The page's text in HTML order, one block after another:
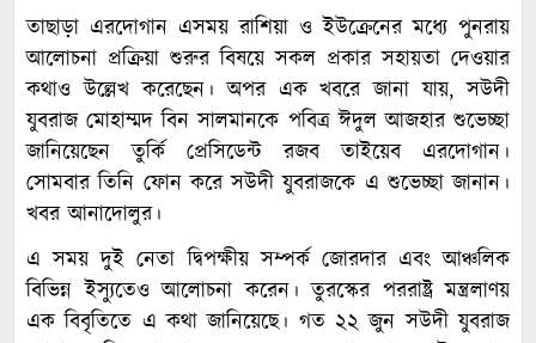
তাছাড়া এরদোগান এসময় রাশিয়া ও ইউক্রেনের মধ্যে পুনরায়
আলোচনা প্রক্রিয়া শুরুর বিষয়ে সকল প্রকার সহায়তা দেওয়ার
কথাও উল্লেখ করেছেন। অপর এক খবরে জানা যায়, সউদী
যুবরাজ মোহাম্মদ বিন সালমানকে পবিত্র ঈদুল আজহার শুভেচ্ছা
জানিয়েছেন তুর্কি প্রেসিডেন্ট রজব তাইয়েব এরদোগান।
সোমবার তিনি ফোন করে সউদী যুবরাজকে এ শুভেচ্ছা জানান।
খবর আনাদোলুর।
এ সময় দুই নেতা দ্বিপক্ষীয় সম্পর্ক জোরদার এবং আঞ্চলিক
বিভিন্ন ইস্যুতেও আলোচনা করেন। তুরস্কের পররাষ্ট্র মন্ত্রলাণয়
এক বিবৃতিতে এ কথা জানিয়েছে। গত ২২ জুন সউদী যুবরাজ